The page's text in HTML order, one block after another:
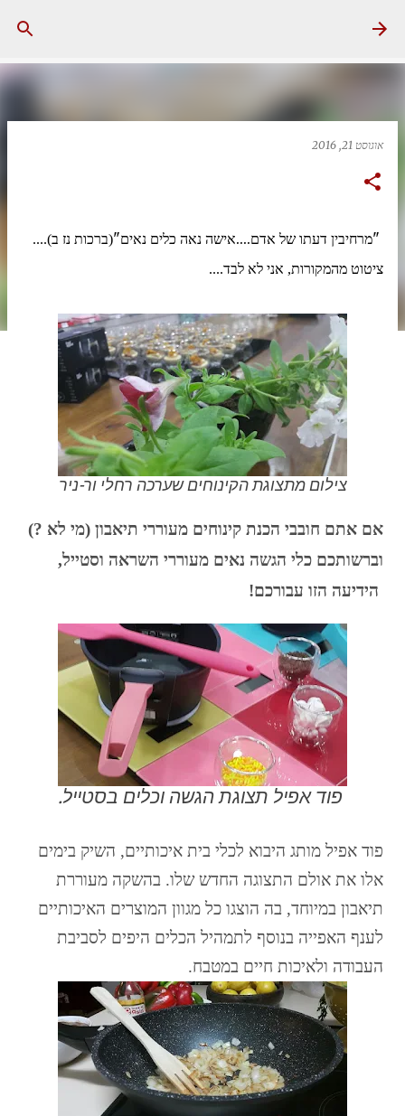
אוגוסט 21, 2016
"מרחיבין דעתו של אדם....אישה נאה כלים נאים"(ברכות נז ב)....
ציטוט מהמקורות, אני לא לבד....
צילום מתצוגת הקינוחים שערכה רחלי ור-ניר
אם אתם חובבי הכנת קינוחים מעוררי תיאבון (מי לא ?)
וברשותכם כלי הגשה נאים מעוררי השראה וסטייל,
הידיעה הזו עבורכם!
פוד אפיל תצוגת הגשה וכלים בסטייל.
פוד אפיל מותג היבוא לכלי בית איכותיים, השיק בימים
אלו את אולם התצוגה החדש שלו. בהשקה מעוררת
תיאבון במיוחד, בה הוצגו כל מגוון המוצרים האיכותיים
לענף האפייה בנוסף לתמהיל הכלים היפים לסביבת
העבודה ולאיכות חיים במטבח.